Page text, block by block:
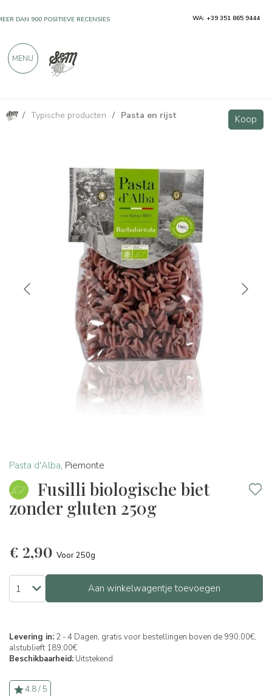
/ Typische producten / Pasta en rijst Koop
Pasta d'Alba, Piemonte
Fusilli biologische biet
zonder gluten 250g
€ 2,90 Voor 250g
Aan winkelwagentje toevoegen
Levering in: 2 - 4 Dagen, gratis voor bestellingen boven de 990,00€,
alstublieft 189,00€
Beschikbaarheid: Uitstekend
4.8 / 5
Fusilli biologische biet zonder gluten 250g Koop
DAN 900 POSITIEVE RECENSIES WA: +39 351 865 9444
MENU